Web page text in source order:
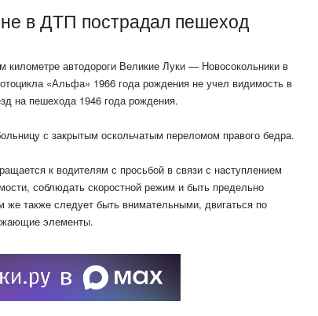
в ДТП пострадал пешеход
километре автодороги Великие Луки — Новосокольники в
«Альфа» 1966 года рождения не учел видимость в
на пешехода 1946 года рождения.
с закрытым оскольчатым переломом правого бедра.
к водителям с просьбой в связи с наступлением
соблюдать скоростной режим и быть предельно
также следует быть внимательными, двигаться по
элементы.